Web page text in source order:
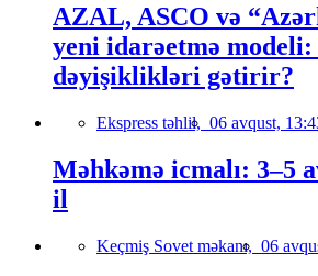
AZAL, ASCO və
yeni idarəetmə modeli:
dəyişiklikləri gətirir?
Ekspress təhlil, 06 avqust,
Məhkəmə icmalı: 3–5
il
Keçmiş Sovet məkanı, 06